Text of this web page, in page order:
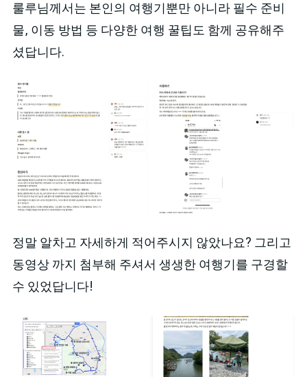
룰루님께서는 본인의 여행기뿐만 아니라 필수 준비
물, 이동 방법 등 다양한 여행 꿀팁도 함께 공유해주
셨답니다.
정말 알차고 자세하게 적어주시지 않았나요? 그리고
동영상 까지 첨부해 주셔서 생생한 여행기를 구경할
수 있었답니다!